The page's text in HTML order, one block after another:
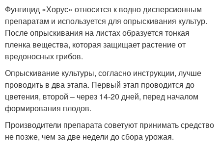
Фунгицид «Хорус» относится к водно дисперсионным
препаратам и используется для опрыскивания культур.
После опрыскивания на листах образуется тонкая
пленка вещества, которая защищает растение от
вредоносных грибов.
Опрыскивание культуры, согласно инструкции, лучше
проводить в два этапа. Первый этап проводится до
цветения, второй – через 14-20 дней, перед началом
формирования плодов.
Производители препарата советуют принимать средство
не позже, чем за две недели до сбора урожая.